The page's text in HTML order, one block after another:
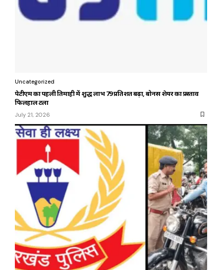
Uncategorized
पेटीएम का पहली तिमाही में शुद्ध लाभ 79 प्रतिशत बढ़ा, बोनस शेयर का प्रस्ताव
फिलहाल टला
July 21, 2026